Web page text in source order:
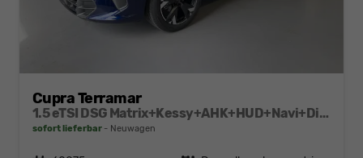
Cupra Terramar
1.5 eTSI DSG Matrix+Kessy+AHK+HUD+Navi+Dinamica+360°+eHeck+GV5
sofort lieferbar Neuwagen